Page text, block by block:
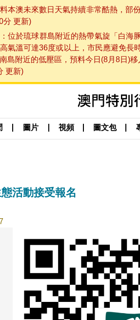
本澳未來數日天氣持續非常酷熱，部
分 更新)
位於琉球群島附近的熱帶氣旋「白海
氣溫可達36度或以上，市民應避免長
島附近的低壓區，預料今日(8月8日)
更新)
圖片 視頻 圖文包
活動接受報名